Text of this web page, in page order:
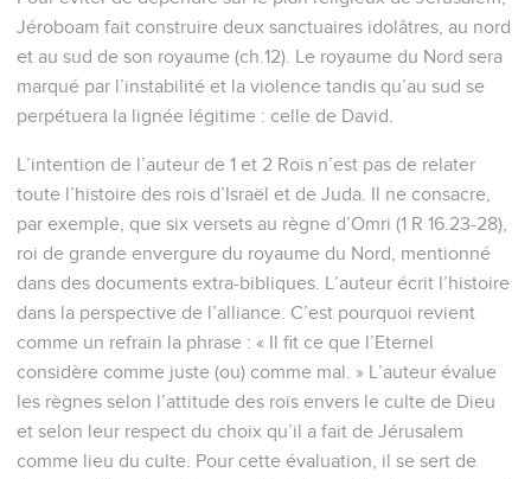
Jéroboam fait construire deux sanctuaires idolâtres, au nord
et au sud de son royaume (ch.12). Le royaume du Nord sera
marqué par l’instabilité et la violence tandis qu’au sud se
perpétuera la lignée légitime : celle de David.
L’intention de l’auteur de 1 et 2 Rois n’est pas de relater
toute l’histoire des rois d’Israël et de Juda. Il ne consacre,
par exemple, que six versets au règne d’Omri (1 R 16.23-28),
roi de grande envergure du royaume du Nord, mentionné
dans des documents extra-bibliques. L’auteur écrit l’histoire
dans la perspective de l’alliance. C’est pourquoi revient
comme un refrain la phrase : « Il fit ce que l’Eternel
considère comme juste (ou) comme mal. » L’auteur évalue
les règnes selon l’attitude des rois envers le culte de Dieu
et selon leur respect du choix qu’il a fait de Jérusalem
comme lieu du culte. Pour cette évaluation, il se sert de